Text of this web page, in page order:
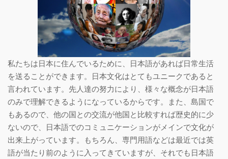
私たちは日本に住んでいるために、日本語があれば日常生活
を送ることができます。日本文化はとてもユニークであると
言われています。先人達の努力により、様々な概念が日本語
のみで理解できるようになっているからです。また、島国で
もあるので、他の国との交流が他国と比較すれば歴史的に少
ないので、日本語でのコミュニケーションがメインで文化が
出来上がっています。もちろん、専門用語などは最近では英
語が当たり前のように入ってきていますが、それでも日本語